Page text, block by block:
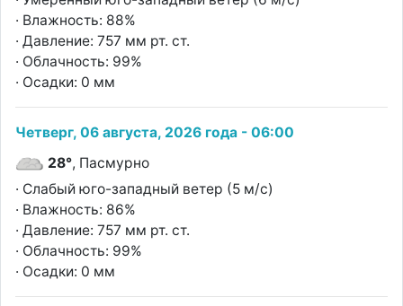
· Влажность: 88%
· Давление: 757 мм рт. ст.
· Облачность: 99%
· Осадки: 0 мм
Четверг, 06 августа, 2026 года - 06:00
28°, Пасмурно
· Слабый юго-западный ветер (5 м/с)
· Влажность: 86%
· Давление: 757 мм рт. ст.
· Облачность: 99%
· Осадки: 0 мм